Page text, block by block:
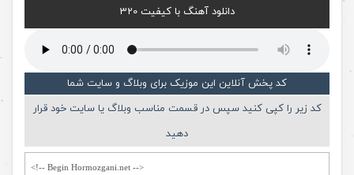
دانلود آهنگ با کیفیت 320
کد پخش آنلاین این موزیک برای وبلاگ و سایت شما
کد زیر را کپی کنید سپس در قسمت مناسب وبلاگ یا سایت خود قرار
دهید